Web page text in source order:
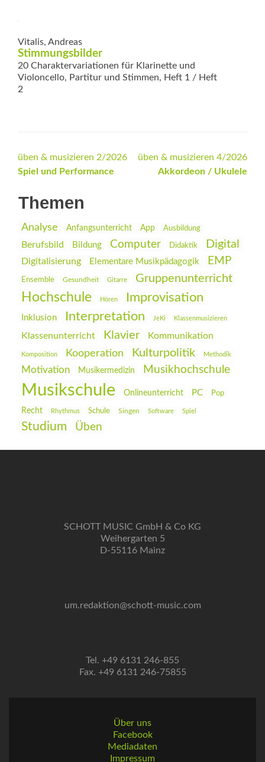
Vitalis, Andreas
Stimmungsbilder
20 Charaktervariationen für Klarinette und
Violoncello, Partitur und Stimmen, Heft 1 / Heft
2
Beitrags-
Navigation
üben & musizieren 2/2026
Spiel und Performance
üben & musizieren 4/2026
Akkordeon / Ukulele
Themen
Analyse Anfangsunterricht App Ausbildung
Berufsbild Bildung Computer Didaktik Digital
Digitalisierung Elementare Musikpädagogik EMP
Ensemble Gesundheit Gitarre Gruppenunterricht
Hochschule Hören Improvisation
Inklusion Interpretation JeKi Klassenmusizieren
Klassenunterricht Klavier Kommunikation
Komposition Kooperation Kulturpolitik Methodik
Motivation Musikermedizin Musikhochschule
Musikschule Onlineunterricht PC Pop
Recht Rhythmus Schule Singen Software Spiel
Studium Üben
SCHOTT MUSIC GmbH & Co KG
Weihergarten 5
D-55116 Mainz
um.redaktion@schott-music.com
Tel. +49 6131 246-855
Fax. +49 6131 246-75855
Über uns
Facebook
Mediadaten
Impressum